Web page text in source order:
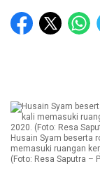
Husain Syam beserta
memasuki ruangan
(Foto: Resa Saputra –